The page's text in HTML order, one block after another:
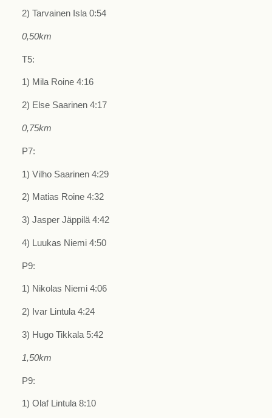
2) Tarvainen Isla 0:54
0,50km
T5:
1) Mila Roine 4:16
2) Else Saarinen 4:17
0,75km
P7:
1) Vilho Saarinen 4:29
2) Matias Roine 4:32
3) Jasper Jäppilä 4:42
4) Luukas Niemi 4:50
P9:
1) Nikolas Niemi 4:06
2) Ivar Lintula 4:24
3) Hugo Tikkala 5:42
1,50km
P9:
1) Olaf Lintula 8:10